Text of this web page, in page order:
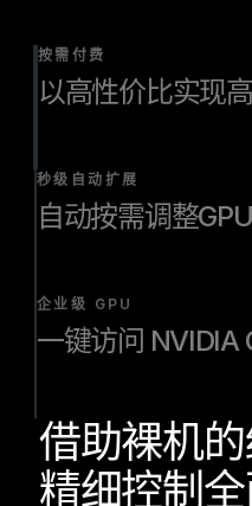
按需付费
以高性价比实现
秒级自动扩展
自动按需调整
企业级 GPU
一键访问 NVIDIA
借助裸机
精细控制